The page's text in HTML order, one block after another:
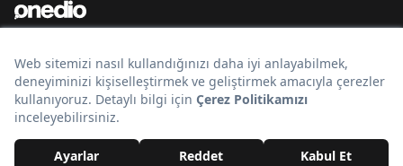
Bir markasıdır.